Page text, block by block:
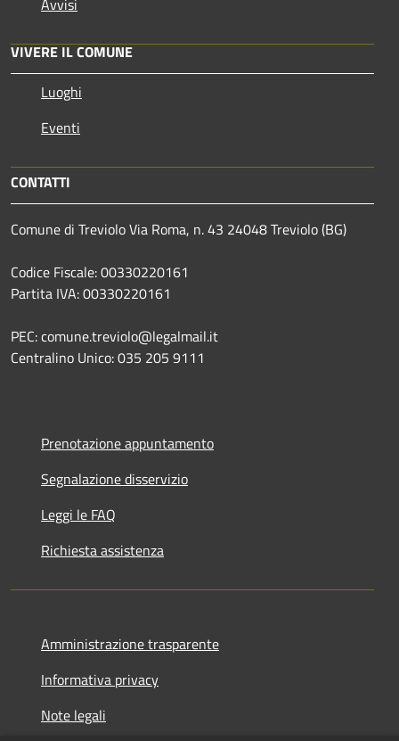
Avvisi
VIVERE IL COMUNE
Luoghi
Eventi
CONTATTI
Comune di Treviolo Via Roma, n. 43 24048 Treviolo (BG)
Codice Fiscale: 00330220161
Partita IVA: 00330220161
PEC: comune.treviolo@legalmail.it
Centralino Unico:035 205 9111
Prenotazione appuntamento
Segnalazione disservizio
Leggi le FAQ
Richiesta assistenza
Amministrazione trasparente
Informativa privacy
Note legali